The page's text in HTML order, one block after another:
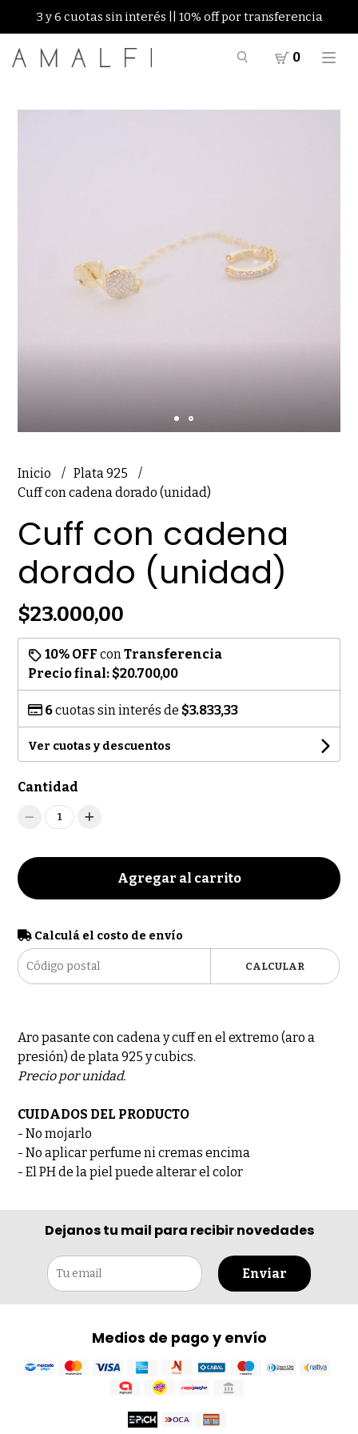
3 y 6 cuotas sin interés || 10% off por transferencia
0
Inicio
Plata 925
Cuff con cadena dorado (unidad)
Cuff con cadena
dorado (unidad)
$23.000,00
10% OFF conTransferencia
Precio final: $20.700,00
6cuotas sin interés de $3.833,33
Ver cuotas y descuentos
Cantidad
1
Agregar al carrito
Calculá el costo de envío
CALCULAR
Aro pasante con cadena y cuff en el extremo (aro a
presión) de plata 925 y cubics.
Precio por unidad.
CUIDADOS DEL PRODUCTO
- No mojarlo
- No aplicar perfume ni cremas encima
- El PH de la piel puede alterar el color
Dejanos tu mail para recibir novedades
Enviar
Medios de pago y envío